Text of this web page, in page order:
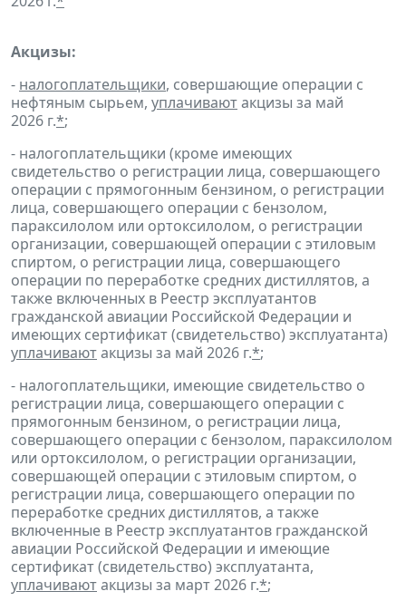
Акцизы:
- налогоплательщики, совершающие операции с
нефтяным сырьем, уплачиваютакцизы за май
2026 г.*;
- налогоплательщики (кроме имеющих
свидетельство о регистрации лица, совершающего
операции с прямогонным бензином, о регистрации
лица, совершающего операции с бензолом,
параксилолом или ортоксилолом, о регистрации
организации, совершающей операции с этиловым
спиртом, о регистрации лица, совершающего
операции по переработке средних дистиллятов, а
также включенных в Реестр эксплуатантов
гражданской авиации Российской Федерации и
имеющих сертификат (свидетельство) эксплуатанта)
уплачиваютакцизы за май 2026 г.*;
- налогоплательщики, имеющие свидетельство о
регистрации лица, совершающего операции с
прямогонным бензином, о регистрации лица,
совершающего операции с бензолом, параксилолом
или ортоксилолом, о регистрации организации,
совершающей операции с этиловым спиртом, о
регистрации лица, совершающего операции по
переработке средних дистиллятов, а также
включенные в Реестр эксплуатантов гражданской
авиации Российской Федерации и имеющие
сертификат (свидетельство) эксплуатанта,
уплачиваютакцизы за март 2026 г.*;